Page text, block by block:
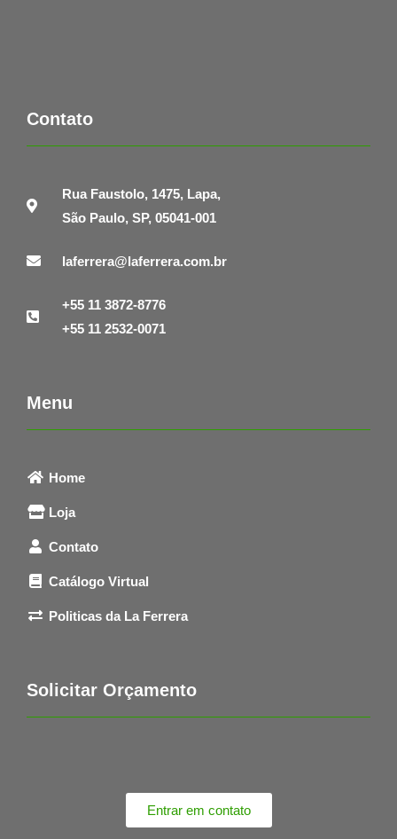
Contato
Rua Faustolo, 1475, Lapa,
São Paulo, SP, 05041-001
laferrera@laferrera.com.br
+55 11 3872-8776
+55 11 2532-0071
Menu
Home
Loja
Contato
Catálogo Virtual
Politicas da La Ferrera
Solicitar Orçamento
Entrar em contato